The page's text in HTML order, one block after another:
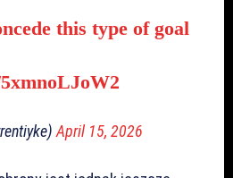
this type of goal
April 15, 2026